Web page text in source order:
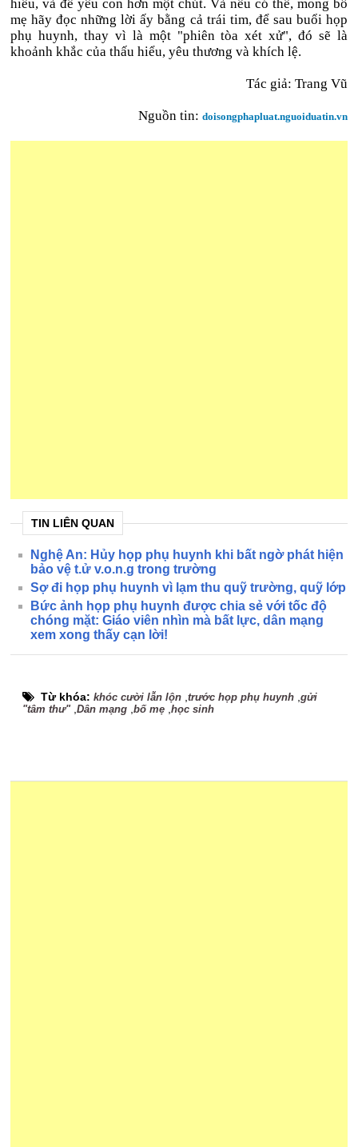
hiểu, và để yêu con hơn một chút. Và nếu có thể, mong bố
mẹ hãy đọc những lời ấy bằng cả trái tim, để sau buổi họp
phụ huynh, thay vì là một "phiên tòa xét xử", đó sẽ là
khoảnh khắc của thấu hiểu, yêu thương và khích lệ.
Tác giả: Trang Vũ
Nguồn tin: doisongphapluat.nguoiduatin.vn
TIN LIÊN QUAN
Nghệ An: Hủy họp phụ huynh khi bất ngờ phát hiện
bảo vệ t.ử v.o.n.g trong trường
Sợ đi họp phụ huynh vì lạm thu quỹ trường, quỹ lớp
Bức ảnh họp phụ huynh được chia sẻ với tốc độ
chóng mặt: Giáo viên nhìn mà bất lực, dân mạng
xem xong thấy cạn lời!
Từ khóa:khóc cười lẫn lộn ,trước họp phụ huynh ,gửi
"tâm thư",Dân mạng ,bố mẹ ,học sinh